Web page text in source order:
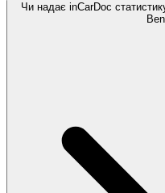
Чи надає inCarDoc